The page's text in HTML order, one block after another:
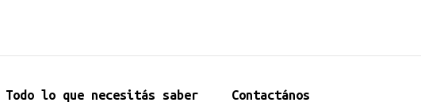
Todo lo que necesitás saber Contactános